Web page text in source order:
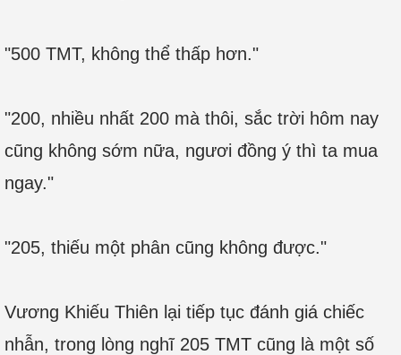
"500 TMT, không thể thấp hơn."
"200, nhiều nhất 200 mà thôi, sắc trời hôm nay
cũng không sớm nữa, ngươi đồng ý thì ta mua
ngay."
"205, thiếu một phân cũng không được."
Vương Khiếu Thiên lại tiếp tục đánh giá chiếc
nhẫn, trong lòng nghĩ 205 TMT cũng là một số